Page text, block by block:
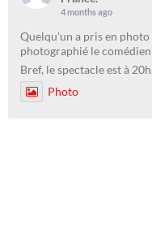
4 months ago
Quelqu'un a pris en
photographié le
Bref, le spectacle est à
Photo